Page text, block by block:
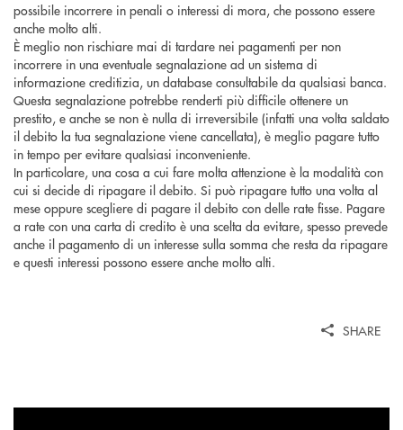
possibile incorrere in penali o interessi di mora, che possono essere
anche molto alti.
È meglio non rischiare mai di tardare nei pagamenti per non
incorrere in una eventuale segnalazione ad un sistema di
informazione creditizia, un database consultabile da qualsiasi banca.
Questa segnalazione potrebbe renderti più difficile ottenere un
prestito, e anche se non è nulla di irreversibile (infatti una volta saldato
il debito la tua segnalazione viene cancellata), è meglio pagare tutto
in tempo per evitare qualsiasi inconveniente.
In particolare, una cosa a cui fare molta attenzione è la modalità con
cui si decide di ripagare il debito. Si può ripagare tutto una volta al
mese oppure scegliere di pagare il debito con delle rate fisse. Pagare
a rate con una carta di credito è una scelta da evitare, spesso prevede
anche il pagamento di un interesse sulla somma che resta da ripagare
e questi interessi possono essere anche molto alti.
SHARE